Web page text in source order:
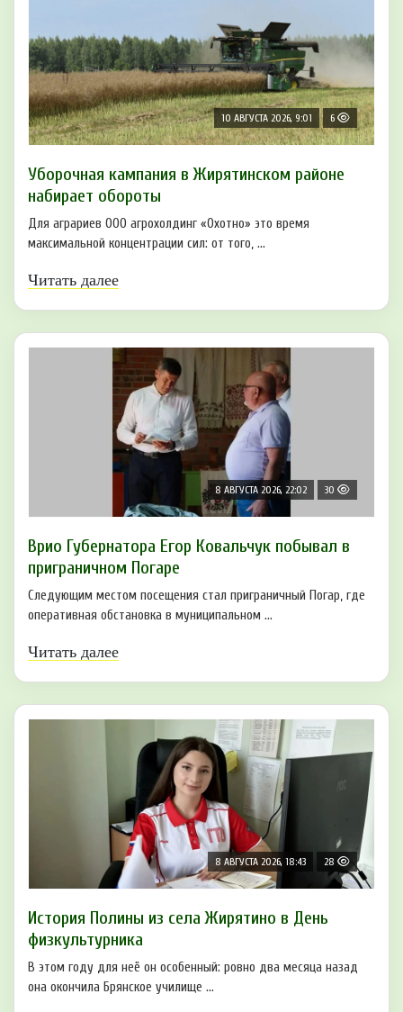
10 АВГУСТА 2026, 9:01 6
Уборочная кампания в Жирятинском районе
набирает обороты
Для аграриев ООО агрохолдинг «Охотно» это время
максимальной концентрации сил: от того, ...
Читать далее
8 АВГУСТА 2026, 22:02 30
Врио Губернатора Егор Ковальчук побывал в
приграничном Погаре
Следующим местом посещения стал приграничный Погар, где
оперативная обстановка в муниципальном ...
Читать далее
8 АВГУСТА 2026, 18:43 28
История Полины из села Жирятино в День
физкультурника
В этом году для неё он особенный: ровно два месяца назад
она окончила Брянское училище ...